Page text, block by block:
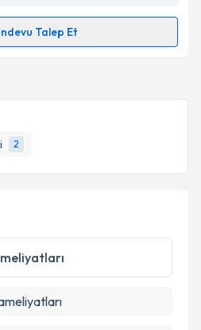
2
Talep Et
Talebi
e-posta ile bilgilendireceğiz.
işlenmesine ilişkinAydınlatma
ve kişisel verilerimin belirtilen
kabul ediyorum.